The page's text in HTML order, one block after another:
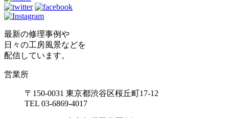
最新の修理事例や
日々の工房風景などを
配信しています。
営業所
〒150-0031 東京都渋谷区桜丘町17-12
TEL 03-6869-4017